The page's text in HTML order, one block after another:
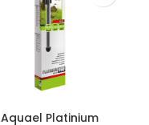
Aquael Platinium